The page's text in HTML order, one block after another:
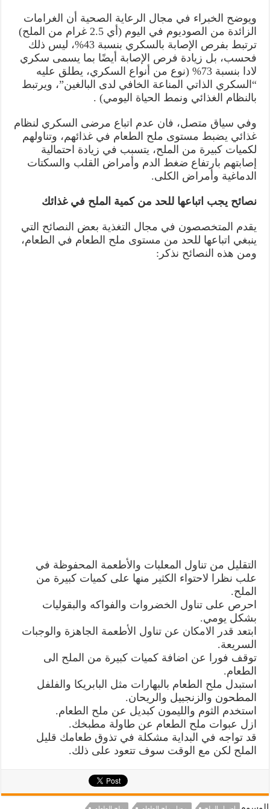
ويوضح الخبراء في مجال الرعاية الصحية أن الغرامات
الزائدة من الصوديوم في اليوم (أي 2.5 غرام من الملح)
ترتبط بفرص الإصابة بالسكري بنسبة 43%، ليس ذلك
فحسب، بل زيادة فرص الإصابة أيضًا بما يسمى سكري
لادا بنسبة 73% (نوع من أنواع السكري، يطلق عليه
“السكري الذاتي المناعة الخافي لدى البالغين”، ويرتبط
بالنظام الغذائي ونمط الحياة اليومي) .
وفي سياق متصل، فان عدم اتباع مرضى السكري لنظام
غذائي يضبط مستوى ملح الطعام في غذائهم، وتناولهم
لكميات كبيرة من الملح، يتسبب في زيادة احتمالية
إصابتهم بارتفاع ضغط الدم وأمراض القلب والسكتات
الدماغية وأمراض الكلى.
نصائح يجب اتباعها للحد من كمية الملح في غذائك
يقدم المتخصصون في مجال التغذية بعض النصائح التي
ينبغي اتباعها للحد من مستوى ملح الطعام في الطعام،
ومن هذه النصائح نذكر:
التقليل من تناول المعلبات والأطعمة المحفوظة في
علب نظرا لاحتواء الكثير منها على كميات كبيرة من
الملح.
احرص على تناول الخضروات والفواكه والبقوليات
بشكل يومي.
ابتعد قدر الامكان عن تناول الأطعمة الجاهزة والوجبات
السريعة.
توقف فورا عن اضافة كميات كبيرة من الملح الى
الطعام.
استبدل ملح الطعام بالبهارات مثل البابريكا والفلفل
المطحون والزنجبيل والريحان.
استخدم الثوم والليمون كبديل عن ملح الطعام.
ازل عبوات ملح الطعام عن طاولة مطبخك.
قد تواجه في البداية مشكلة في تذوق طعامك قليل
الملح لكن مع الوقت سوف تتعود على ذلك.